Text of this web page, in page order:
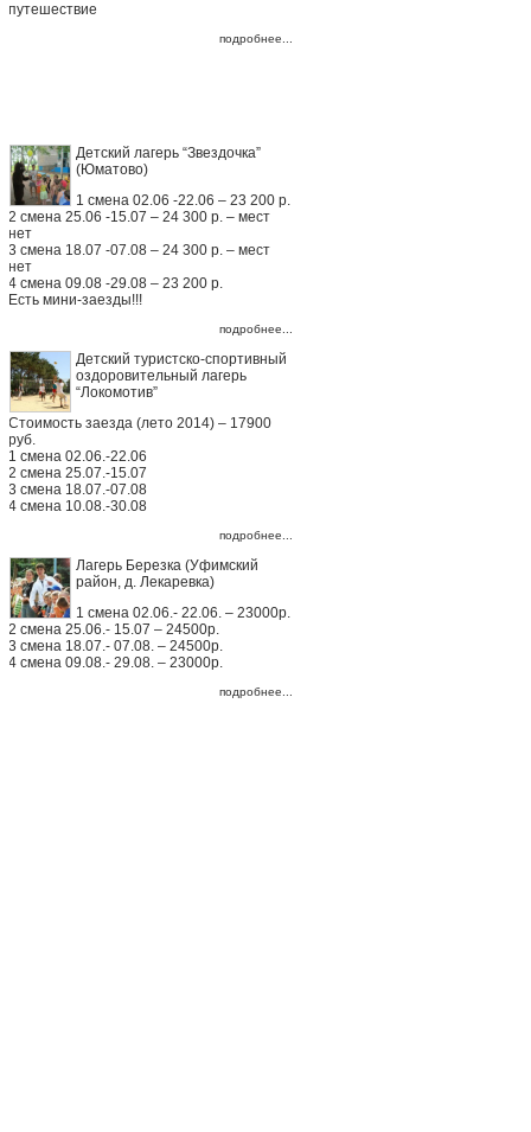
путешествие
подробнее...
Детский лагерь “Звездочка”
(Юматово)
1 смена 02.06 -22.06 – 23 200 р.
2 смена 25.06 -15.07 – 24 300 р. – мест
нет
3 смена 18.07 -07.08 – 24 300 р. – мест
нет
4 смена 09.08 -29.08 – 23 200 р.
Есть мини-заезды!!!
подробнее...
Детский туристско-спортивный
оздоровительный лагерь
“Локомотив”
Стоимость заезда (лето 2014) – 17900
руб.
1 смена 02.06.-22.06
2 смена 25.07.-15.07
3 смена 18.07.-07.08
4 смена 10.08.-30.08
подробнее...
Лагерь Березка (Уфимский
район, д. Лекаревка)
1 смена 02.06.- 22.06. – 23000р.
2 смена 25.06.- 15.07 – 24500р.
3 смена 18.07.- 07.08. – 24500р.
4 смена 09.08.- 29.08. – 23000р.
подробнее...